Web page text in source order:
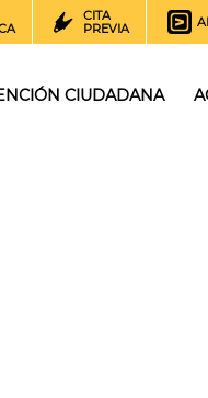
CITA
PREVIA
CIUDADANA